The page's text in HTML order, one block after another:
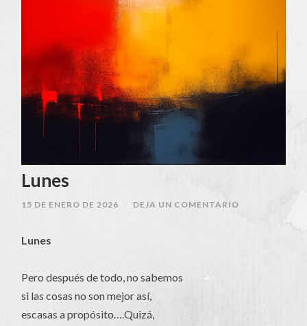
Lunes
15 DE ENERO DE 2026 DEJA UN COMENTARIO
Lunes
Pero después de todo, no sabemos
si las cosas no son mejor así,
escasas a propósito….Quizá,